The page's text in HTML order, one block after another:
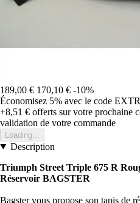
189,00 € 170,10 € -10%
Économisez 5% avec le code
+8,51 € offerts sur votre prochaine
validation de votre commande
Loading...
Description
Triumph Street Triple 675 R
Réservoir BAGSTER
Bagster vous propose son tapis de